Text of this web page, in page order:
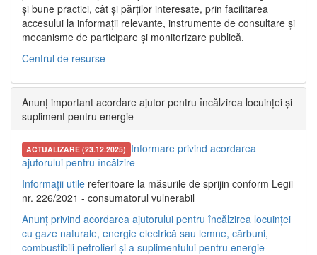
și bune practici, cât și părților interesate, prin facilitarea
accesului la informații relevante, instrumente de consultare și
mecanisme de participare și monitorizare publică.
Centrul de resurse
Anunț important acordare ajutor pentru încălzirea locuinței și
supliment pentru energie
ACTUALIZARE (23.12.2025) Informare privind acordarea
ajutorului pentru încălzire
Informații utile referitoare la măsurile de sprijin conform Legii
nr. 226/2021 - consumatorul vulnerabil
Anunț privind acordarea ajutorului pentru încălzirea locuinței
cu gaze naturale, energie electrică sau lemne, cărbuni,
combustibili petrolieri și a suplimentului pentru energie